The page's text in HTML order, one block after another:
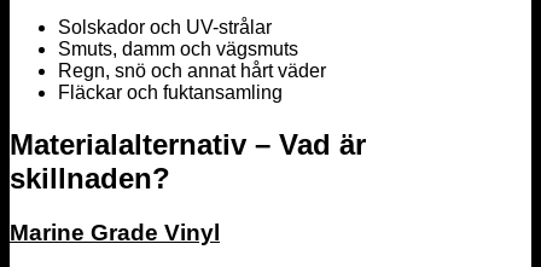
Solskador och UV-strålar
Smuts, damm och vägsmuts
Regn, snö och annat hårt väder
Fläckar och fuktansamling
Materialalternativ – Vad är
skillnaden?
Marine Grade Vinyl